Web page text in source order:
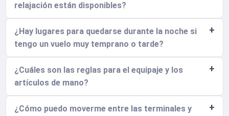
relajación están disponibles?
¿Hay lugares para quedarse durante la noche si
tengo un vuelo muy temprano o tarde?
¿Cuáles son las reglas para el equipaje y los
artículos de mano?
¿Cómo puedo moverme entre las terminales y